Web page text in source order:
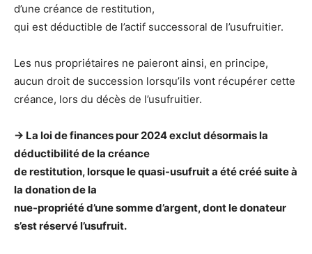
d’une créance de restitution,
qui est déductible de l’actif successoral de l’usufruitier.
Les nus propriétaires ne paieront ainsi, en principe,
aucun droit de succession lorsqu’ils vont récupérer cette
créance, lors du décès de l’usufruitier.
-> La loi de finances pour 2024 exclut désormais la
déductibilité de la créance
de restitution, lorsque le quasi-usufruit a été créé suite à
la donation de la
nue-propriété d’une somme d’argent, dont le donateur
s’est réservé l’usufruit.